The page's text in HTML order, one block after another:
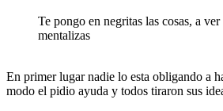
Te pongo en negritas las cosas, a ver
mentalizas
En primer lugar nadie lo esta obligando a
modo el pidio ayuda y todos tiraron sus